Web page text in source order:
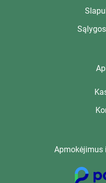
Apmokėjimus